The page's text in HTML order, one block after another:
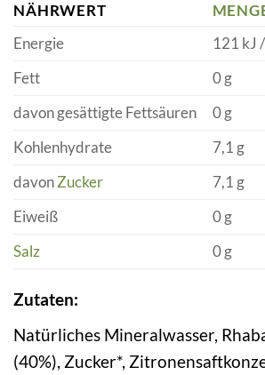
NÄHRWERT
Energie
121 kJ
Fett
0 g
davon gesättigte Fettsäuren
0 g
Kohlenhydrate
7,1 g
davonZucker
7,1 g
Eiweiß
0 g
Salz
0 g
Zutaten:
Natürliches Mineralwasser,
(40%), Zucker*,